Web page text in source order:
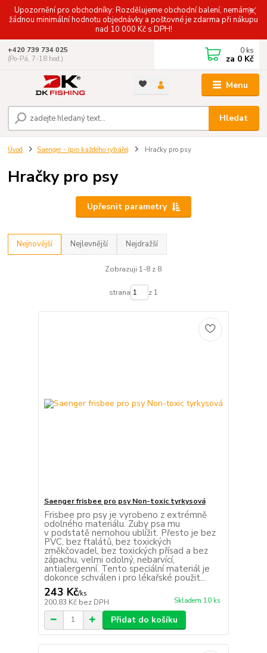
Upozornění pro obchodníky: Rozdělujeme obchodní balení, nemáme
žádnou minimální hodnotu objednávky a poštovné je zdarma při nákupu
nad 10 000 Kč s DPH!
Menu
Hledat
+420 739 734 025
(Po-Pá, 7-18 hod.)
0 ks
za 0 Kč
Úvod Saenger - (pro každého rybáře) Hračky pro psy
Hračky pro psy
Upřesnit parametry
Nejnovější Nejlevnější Nejdražší
Zobrazuji 1-8 z 8
strana z 1
Saenger frisbee pro psy Non-toxic tyrkysová
Frisbee pro psy je vyrobeno z extrémně
odolného materiálu. Zuby psa mu
v podstatě nemohou ublížit. Přesto je bez
PVC, bez ftalátů, bez toxických
změkčovadel, bez toxických přísad a bez
zápachu, velmi odolný, nebarvící,
antialergenní. Tento speciální materiál je
dokonce schválen i pro lékařské použit...
243 Kč/ks
200,83 Kč bez DPH Skladem 10 ks
Přidat do košíku